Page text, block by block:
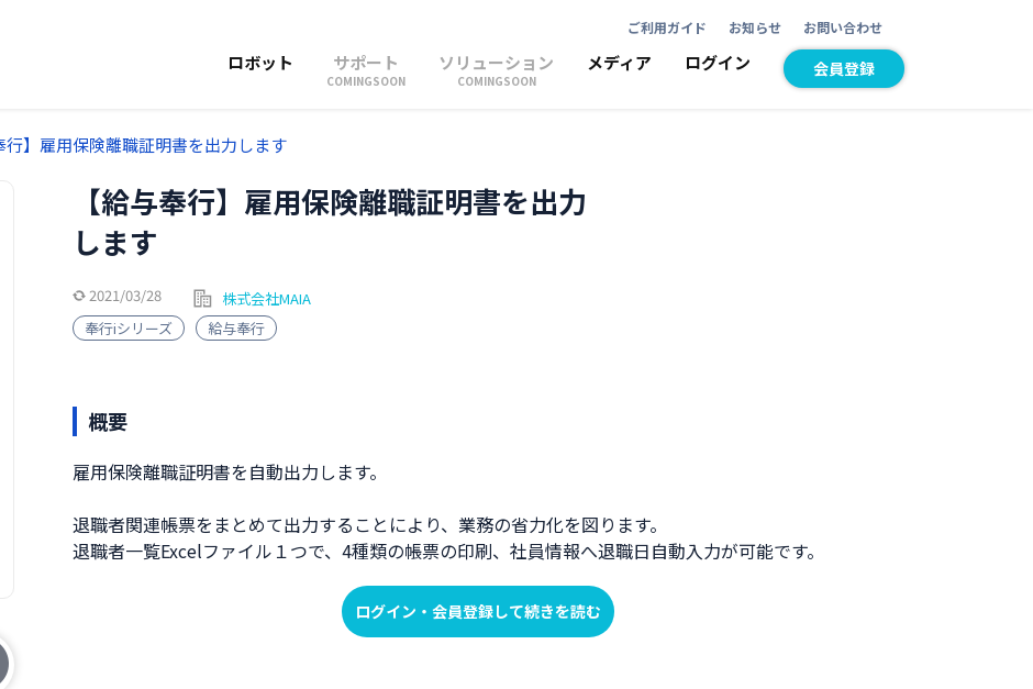
会員登録
ご利用ガイド お知らせ お問い合わせ
ロボット サポート
COMINGSOON
ソリューション
COMINGSOON
メディア ログイン
行】雇用保険離職証明書を出力します
【給与奉行】雇用保険離職証明書を出力
します
2021/03/28
株式会社MAIA
奉行iシリーズ
給与奉行
概要
雇用保険離職証明書を自動出力します。
退職者関連帳票をまとめて出力することにより、業務の省力化を図ります。
退職者一覧Excelファイル１つで、4種類の帳票の印刷、社員情報へ退職日自動入力が可能です。
ログイン・会員登録して続きを読む